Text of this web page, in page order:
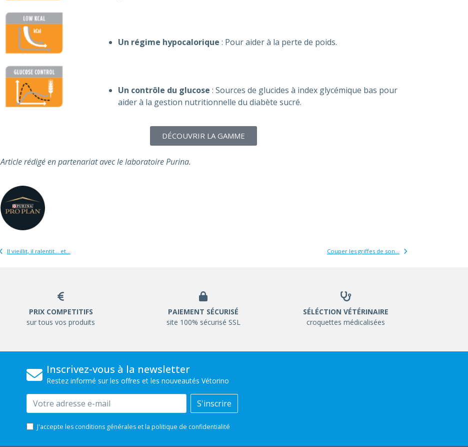
Un régime hypocalorique : Pour aider à la perte de poids.
Un contrôle du glucose : Sources de glucides à index glycémique bas pour
aider à la gestion nutritionnelle du diabète sucré.
DÉCOUVRIR LA GAMME
Article rédigé en partenariat avec le laboratoire Purina.
Il vieillit, il ralentit… et... Couper les griffes de son...
PRIX COMPETITIFS
sur tous vos produits
PAIEMENT SÉCURISÉ
site 100% sécurisé SSL
SÉLÉCTION VÉTÉRINAIRE
croquettes médicalisées
Inscrivez-vous à la newsletter
Restez informé sur les offres et les nouveautés Vétorino
Email S'inscrire
J'accepte les conditions générales et la politique de confidentialité